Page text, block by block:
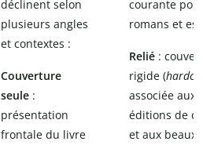
déclinent selon
plusieurs angles
et contextes :
Couverture
seule :
présentation
frontale du livre
courante
romans et
Relié :
rigide (
associée aux
éditions de
et aux beaux